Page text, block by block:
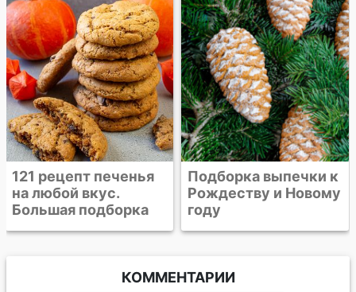
Подборка выпечки к
Рождеству и Новому
году
крошкой
КОММЕНТАРИИ